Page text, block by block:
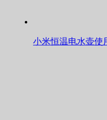
小米恒温电水壶使